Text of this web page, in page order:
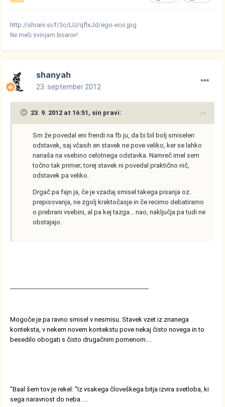
http://shrani.si/f/3c/LU/qflxJd/ego-eco.jpg
Ne meči svinjam biserov!
shanyah
23. september 2012
23. 9. 2012 at 16:51, sin pravi:
Sm že povedal eni frendi na fb ju, da bi bil bolj smiselen
odstavek, saj včasih en stavek ne pove veliko, ker se lahko
nanaša na vsebino celotnega odstavka. Namreč imel sem
točno tak primer; torej stavek ni povedal praktično nič,
odstavek pa veliko.
Drgač pa fajn ja, če je vzadaj smisel takega pisanja oz.
prepisovanja, ne zgolj kraktočasje in če recimo debatiramo
o prebrani vsebini, al pa kej tazga... nao, naključja pa tudi ne
obstajajo.
Mogoče je pa ravno smisel v nesmisu. Stavek vzet iz znanega
konteksta, v nekem novem kontekstu pove nekaj čisto novega in to
besedilo obogati s čisto drugačnim pomenom....
"Baal šem tov je rekel: "Iz vsakega človeškega bitja izvira svetloba, ki
sega naravnost do neba. ...